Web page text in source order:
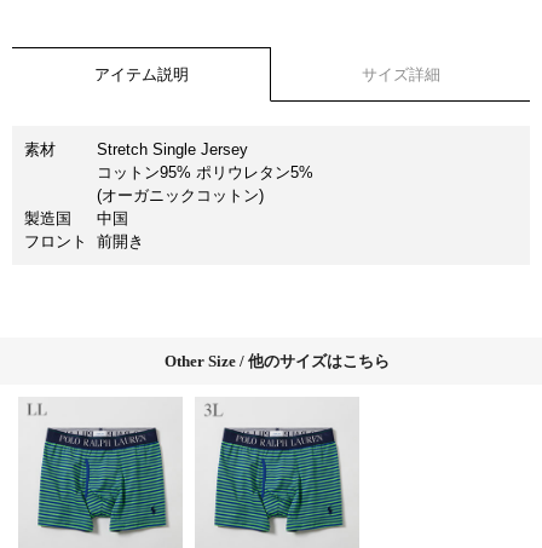
アイテム説明 サイズ詳細
素材
Stretch Single Jersey
コットン95% ポリウレタン5%
(オーガニックコットン)
製造国
中国
フロント
前開き
Other Size / 他のサイズはこちら